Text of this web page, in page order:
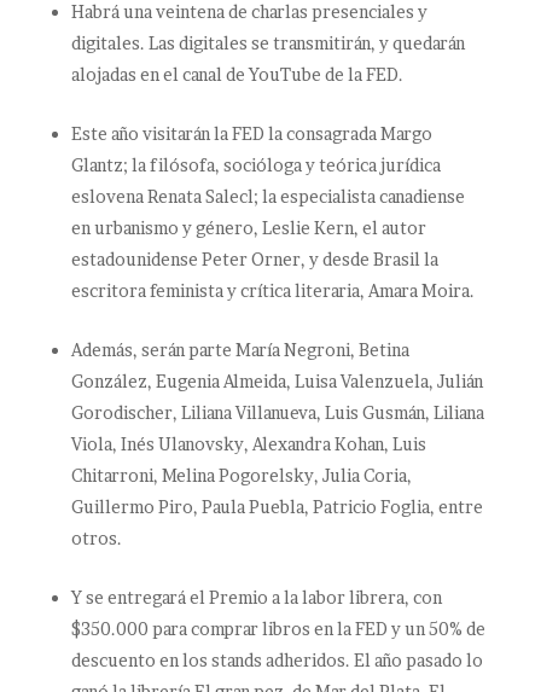
Habrá una veintena de charlas presenciales y
digitales. Las digitales se transmitirán, y quedarán
alojadas en el canal de YouTube de la FED.
Este año visitarán la FED la consagrada Margo
Glantz; la filósofa, socióloga y teórica jurídica
eslovena Renata Salecl; la especialista canadiense
en urbanismo y género, Leslie Kern, el autor
estadounidense Peter Orner, y desde Brasil la
escritora feminista y crítica literaria, Amara Moira.
Además, serán parte María Negroni, Betina
González, Eugenia Almeida, Luisa Valenzuela, Julián
Gorodischer, Liliana Villanueva, Luis Gusmán, Liliana
Viola, Inés Ulanovsky, Alexandra Kohan, Luis
Chitarroni, Melina Pogorelsky, Julia Coria,
Guillermo Piro, Paula Puebla, Patricio Foglia, entre
otros.
Y se entregará el Premio a la labor librera, con
$350.000 para comprar libros en la FED y un 50% de
descuento en los stands adheridos. El año pasado lo